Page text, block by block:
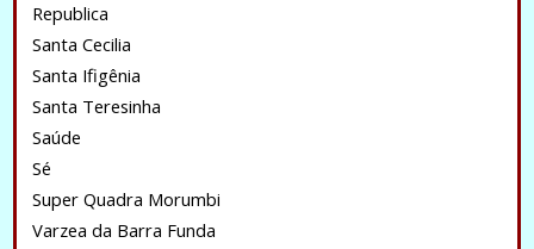
Republica
Santa Cecilia
Santa Ifigênia
Santa Teresinha
Saúde
Sé
Super Quadra Morumbi
Varzea da Barra Funda